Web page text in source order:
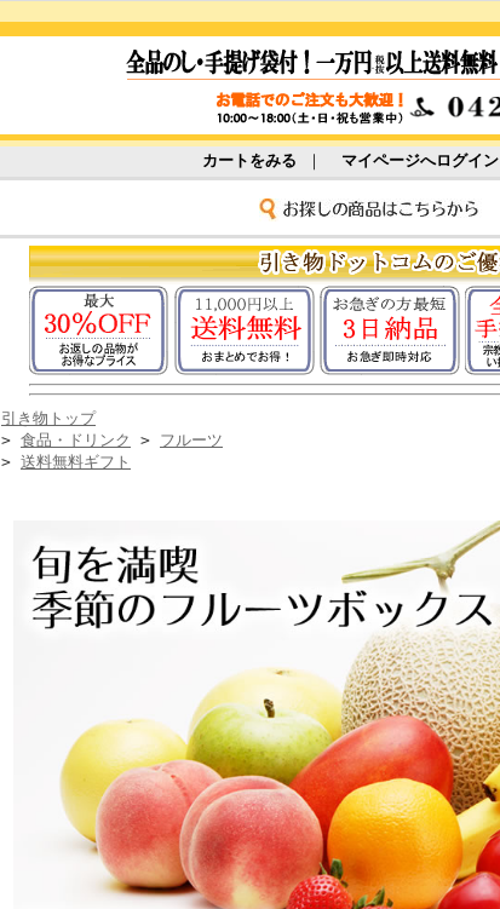
カートをみる ｜ マイページへログイン
引き物トップ
> 食品・ドリンク > フルーツ
> 送料無料ギフト